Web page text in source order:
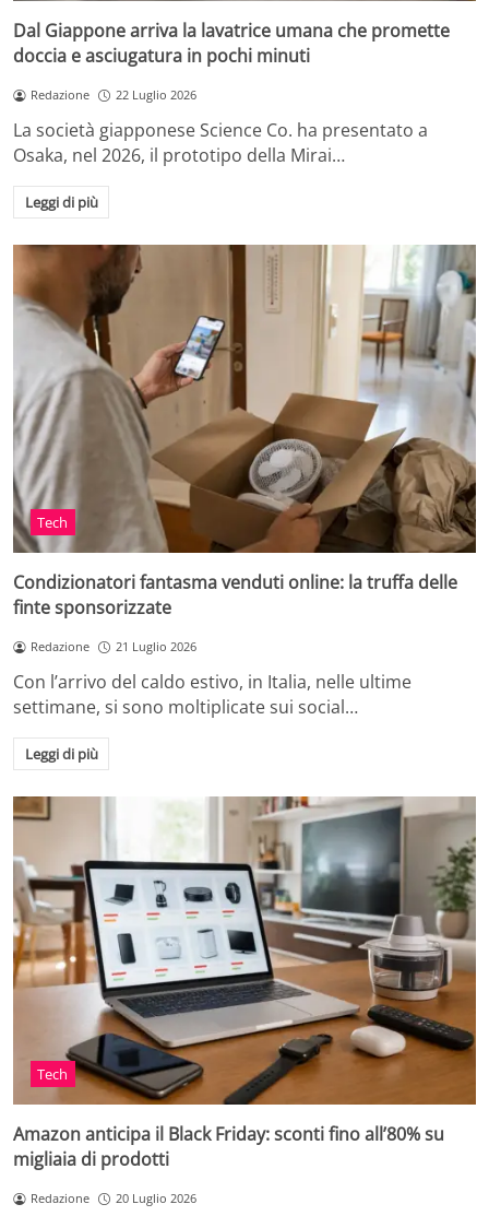
Dal Giappone arriva la lavatrice umana che promette
doccia e asciugatura in pochi minuti
Redazione 22 Luglio 2026
La società giapponese Science Co. ha presentato a
Osaka, nel 2026, il prototipo della Mirai…
Leggi di più
Tech
Condizionatori fantasma venduti online: la truffa delle
finte sponsorizzate
Redazione 21 Luglio 2026
Con l’arrivo del caldo estivo, in Italia, nelle ultime
settimane, si sono moltiplicate sui social…
Leggi di più
Tech
Amazon anticipa il Black Friday: sconti fino all’80% su
migliaia di prodotti
Redazione 20 Luglio 2026